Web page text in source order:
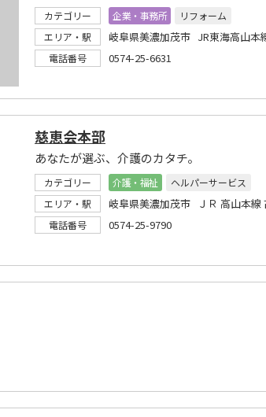
カテゴリー 企業・事務所
リフォーム
エリア・駅
岐阜県美濃加茂市 JR東海高山本
電話番号 0574-25-6631
慈恵会本部
あなたが選ぶ、介護のカタチ。
カテゴリー 介護・福祉
ヘルパーサービス
エリア・駅
岐阜県美濃加茂市 ＪＲ 高山本線
電話番号 0574-25-9790